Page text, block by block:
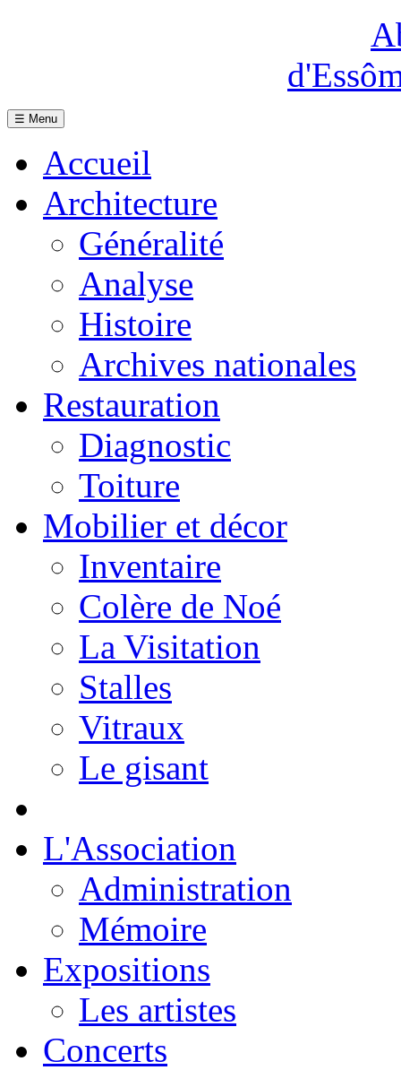
☰ Menu
Accueil
Architecture
Généralité
Analyse
Histoire
Archives nationales
Restauration
Diagnostic
Toiture
Mobilier et décor
Inventaire
Colère de Noé
La Visitation
Stalles
Vitraux
Le gisant
L'Association
Administration
Mémoire
Expositions
Les artistes
Concerts